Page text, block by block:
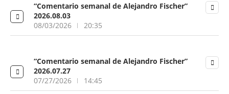
“Comentario semanal de Alejandro Fischer”
2026.08.03
08/03/2026
20:35
“Comentario semanal de Alejandro Fischer”
2026.07.27
07/27/2026
14:45